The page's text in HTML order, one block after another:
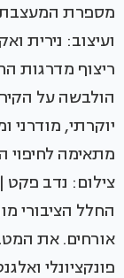
מספרת המעצבת.
ועיצוב: נירית
ריצוף מדרגות
הולבשה על
יוקרתי,
מתאימה לחיפוי
צילום: נדב פקט
החלל הציבורי
פונקציונלי